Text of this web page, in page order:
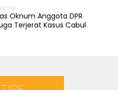
Oknum Anggota DPR
Terjerat Kasus Cabul